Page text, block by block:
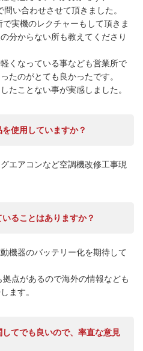
い合わせさせて頂きました。
実機のレクチャーもして頂きま
分からない所も教えてくださり
くなっている事なども営業所で
たのがとても良かったです。
使用していますか？
エアコンなど空調機改修工事現
ることはありますか？
機器のバッテリー化を期待して
点があるので海外の情報なども
てでも良いので、率直な意見